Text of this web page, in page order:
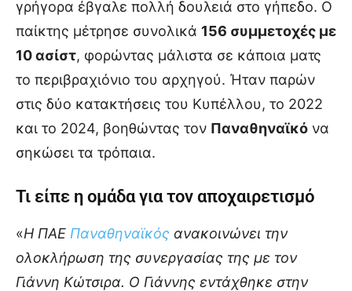
γρήγορα έβγαλε πολλή δουλειά στο γήπεδο. Ο
παίκτης μέτρησε συνολικά 156 συμμετοχές με
10 ασίστ, φορώντας μάλιστα σε κάποια ματς
το περιβραχιόνιο του αρχηγού. Ήταν παρών
στις δύο κατακτήσεις του Κυπέλλου, το 2022
και το 2024, βοηθώντας τον Παναθηναϊκό να
σηκώσει τα τρόπαια.
Τι είπε η ομάδα για τον αποχαιρετισμό
«H ΠΑΕ Παναθηναϊκός ανακοινώνει την
ολοκλήρωση της συνεργασίας της με τον
Γιάννη Κώτσιρα. Ο Γιάννης εντάχθηκε στην